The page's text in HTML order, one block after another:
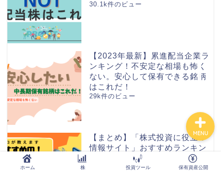
30.1k件のビュー
【2023年最新】累進配当企業ラ
ンキング！不安定な相場も怖く
ない。安心して保有できる銘柄
はこれだ！
29k件のビュー
【まとめ】「株式投資に役立つ
情報サイト」おすすめランキン
28k件のビュー
ホーム 株 投資ツール 保有資産公開
MENU
保有資産公開
Order Failed